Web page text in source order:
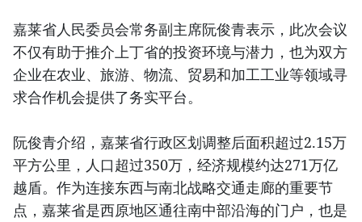
嘉莱省人民委员会常务副主席阮俊青表示，此次会议
不仅有助于推介上丁省的投资环境与潜力，也为双方
企业在农业、旅游、物流、贸易和加工工业等领域寻
求合作机会提供了务实平台。
阮俊青介绍，嘉莱省行政区划调整后面积超过2.15万
平方公里，人口超过350万，经济规模约达271万亿
越盾。作为连接东西与南北战略交通走廊的重要节
点，嘉莱省是西原地区通往南中部沿海的门户，也是